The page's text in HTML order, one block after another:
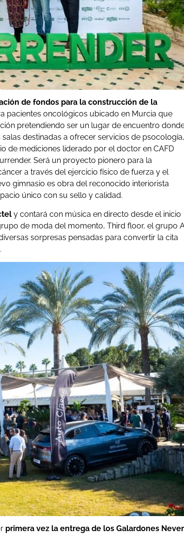
de fondos para la construcción de la
pacientes oncológicos ubicado en Murcia que
pretendiendo ser un lugar de encuentro
destinadas a ofrecer servicios de psocología,
de mediciones liderado por el doctor en CAFD
Será un proyecto pionero para la
a través del ejercicio físico de fuerza y el
gimnasio es obra del reconocido interiorista
único con su sello y calidad.
y contará con música en directo desde el inicio
de moda del momento, Third floor, el grupo
sorpresas pensadas para convertir la cita
primera vez la entrega de los Galardones Never